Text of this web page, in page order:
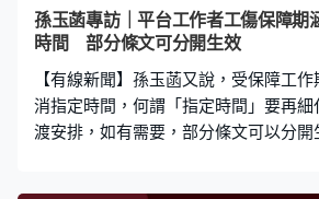
孫玉菡專訪｜平台工作者工傷保障期
時間 部分條文可分開生效
【有線新聞】孫玉菡又說，受保障工
消指定時間，何謂「指定時間」要再細
渡安排，如有需要，部分條文可以分開